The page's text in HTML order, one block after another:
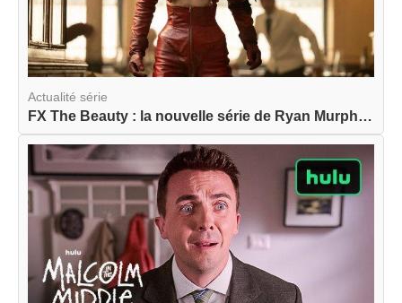
Actualité série
FX The Beauty : la nouvelle série de Ryan Murphy...